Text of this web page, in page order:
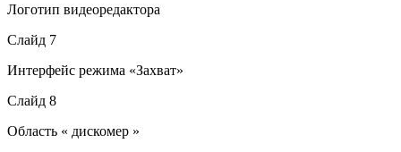
Логотип видеоредактора
Слайд 7
Интерфейс режима «Захват»
Слайд 8
Область « дискомер »